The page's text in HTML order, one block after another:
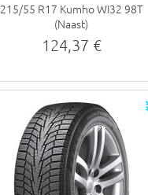
215/55 R17 Kumho WI32 98T
(Naast)
124,37 €